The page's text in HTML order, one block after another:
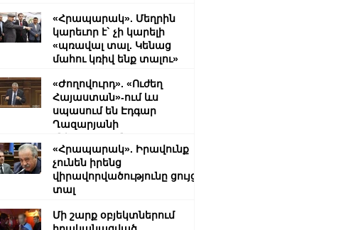
«Հրապարակ». Մեղրին
կարեւոր է` չի կարելի
«պռավալ տալ. Կենաց
մահու կռիվ ենք տալու»
«Ժողովուրդ». «Ուժեղ
Հայաստան»-ում ևս
սպասում են Էդգար
Ղազարյանի
«Հրապարակ». Իրավունք
չունեն իրենց
վիրավորվածությունը ցույց
տալ
Մի շարք օբյեկտներում